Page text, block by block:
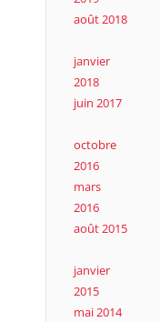
août 2018
janvier
2018
juin 2017
octobre
2016
mars
2016
août 2015
janvier
2015
mai 2014